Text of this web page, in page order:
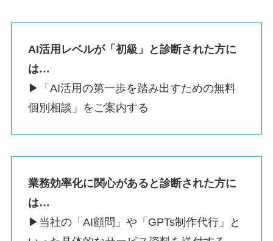
AI活用レベルが「初級」と診断された方に
は…
▶「AI活用の第一歩を踏み出すための無料
個別相談」をご案内する
業務効率化に関心があると診断された方に
は…
▶当社の「AI顧問」や「GPTs制作代行」と